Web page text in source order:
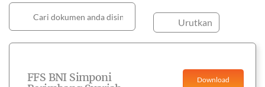
Urutkan
FFS BNI Simponi
Download